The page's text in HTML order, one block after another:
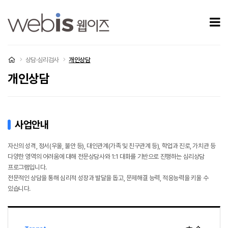
처음으로상담·심리검사 개인상담
개인상담
사업안내
자신의 성격, 정서(우울, 불안 등), 대인관계(가족 및 친구관계 등), 학업과 진로, 가치관 등
다양한 영역의 어려움에 대해 전문상담사와 1:1 대화를 기반으로 진행하는 심리상담
프로그램입니다.
전문적인 상담을 통해 심리적 성장과 발달을 돕고, 문제해결 능력, 적응능력을 키울 수
있습니다.